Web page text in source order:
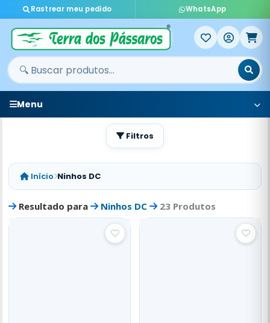
Rastrear meu pedido WhatsApp
Menu
Filtros
Início Ninhos DC
Resultado para Ninhos DC 23 Produtos